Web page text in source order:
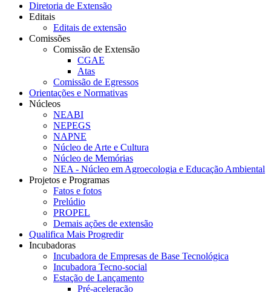
Diretoria de Extensão
Editais
Editais de extensão
Comissões
Comissão de Extensão
CGAE
Atas
Comissão de Egressos
Orientações e Normativas
Núcleos
NEABI
NEPEGS
NAPNE
Núcleo de Arte e Cultura
Núcleo de Memórias
NEA - Núcleo em Agroecologia e Educação Ambiental
Projetos e Programas
Fatos e fotos
Prelúdio
PROPEL
Demais ações de extensão
Qualifica Mais Progredir
Incubadoras
Incubadora de Empresas de Base Tecnológica
Incubadora Tecno-social
Estação de Lançamento
Pré-aceleração